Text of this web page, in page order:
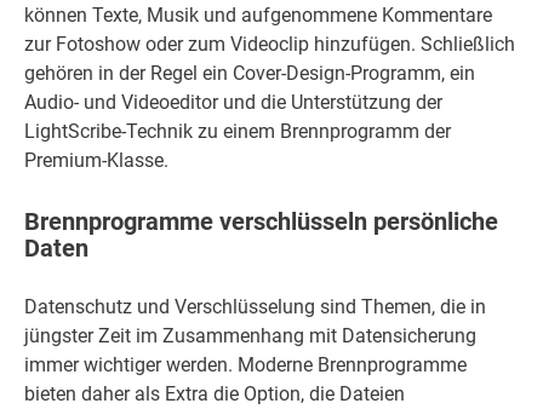
können Texte, Musik und aufgenommene Kommentare
zur Fotoshow oder zum Videoclip hinzufügen. Schließlich
gehören in der Regel ein Cover-Design-Programm, ein
Audio- und Videoeditor und die Unterstützung der
LightScribe-Technik zu einem Brennprogramm der
Premium-Klasse.
Brennprogramme verschlüsseln persönliche
Daten
Datenschutz und Verschlüsselung sind Themen, die in
jüngster Zeit im Zusammenhang mit Datensicherung
immer wichtiger werden. Moderne Brennprogramme
bieten daher als Extra die Option, die Dateien